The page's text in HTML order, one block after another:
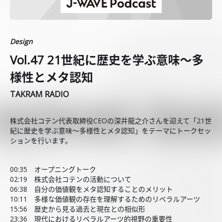
Design
Vol.47 21世紀に歴史を学ぶ意味～多
様性とメタ認知
TAKRAM RADIO
株式会社コテン代表取締役CEOの深井龍之介さんを迎えて「21世
紀に歴史を学ぶ意味～多様性とメタ認知」をテーマにトークセッ
ションを行います。
00:35 オープニングトーク
02:19 株式会社コテンの活動について
06:38 自分の価値観をメタ認知することのメリット
10:11 多様な価値観の存在を理解するためのリベラルアーツ
15:56 歴史から見る過去と現在との相似形
23:36 現代におけるリベラルアーツ的視野の重要性